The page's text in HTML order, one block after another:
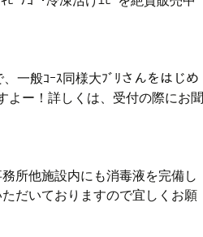
一般ｺｰｽ同様大ﾌﾞﾘさんをはじめ
よー！詳しくは、受付の際にお聞
所他施設内にも消毒液を完備し
だいておりますので宜しくお願